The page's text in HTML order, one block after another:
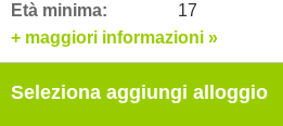
Età minima:
17
+ maggiori informazioni »
Seleziona aggiungi alloggio